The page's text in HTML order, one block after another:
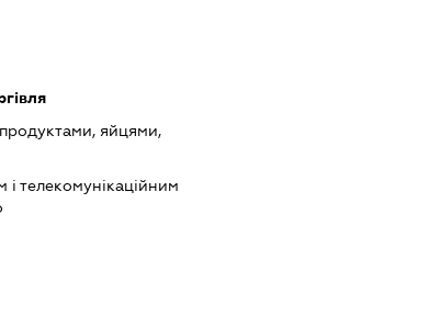
яйцями,
телекомунікаційним